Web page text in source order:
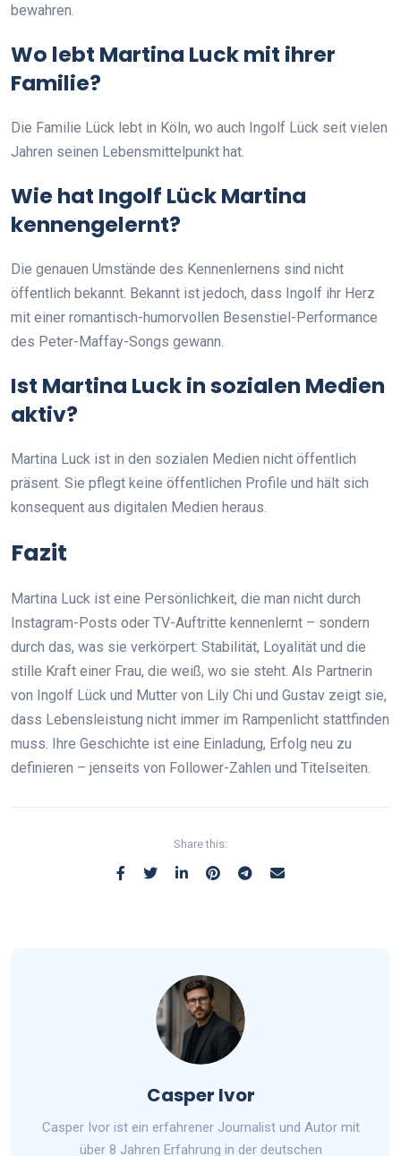
bewahren.
Wo lebt Martina Luck mit ihrer
Familie?
Die Familie Lück lebt in Köln, wo auch Ingolf Lück seit vielen
Jahren seinen Lebensmittelpunkt hat.
Wie hat Ingolf Lück Martina
kennengelernt?
Die genauen Umstände des Kennenlernens sind nicht
öffentlich bekannt. Bekannt ist jedoch, dass Ingolf ihr Herz
mit einer romantisch-humorvollen Besenstiel-Performance
des Peter-Maffay-Songs gewann.
Ist Martina Luck in sozialen Medien
aktiv?
Martina Luck ist in den sozialen Medien nicht öffentlich
präsent. Sie pflegt keine öffentlichen Profile und hält sich
konsequent aus digitalen Medien heraus.
Fazit
Martina Luck ist eine Persönlichkeit, die man nicht durch
Instagram-Posts oder TV-Auftritte kennenlernt – sondern
durch das, was sie verkörpert: Stabilität, Loyalität und die
stille Kraft einer Frau, die weiß, wo sie steht. Als Partnerin
von Ingolf Lück und Mutter von Lily Chi und Gustav zeigt sie,
dass Lebensleistung nicht immer im Rampenlicht stattfinden
muss. Ihre Geschichte ist eine Einladung, Erfolg neu zu
definieren – jenseits von Follower-Zahlen und Titelseiten.
Share this:
Casper Ivor
Casper Ivor ist ein erfahrener Journalist und Autor mit
über 8 Jahren Erfahrung in der deutschen